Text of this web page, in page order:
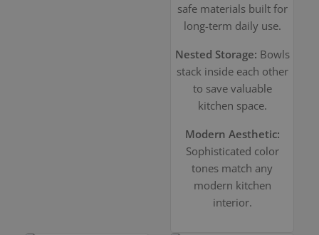
safe materials built for
long-term daily use.
Nested Storage: Bowls
stack inside each other
to save valuable
kitchen space.
Modern Aesthetic:
Sophisticated color
tones match any
modern kitchen
interior.